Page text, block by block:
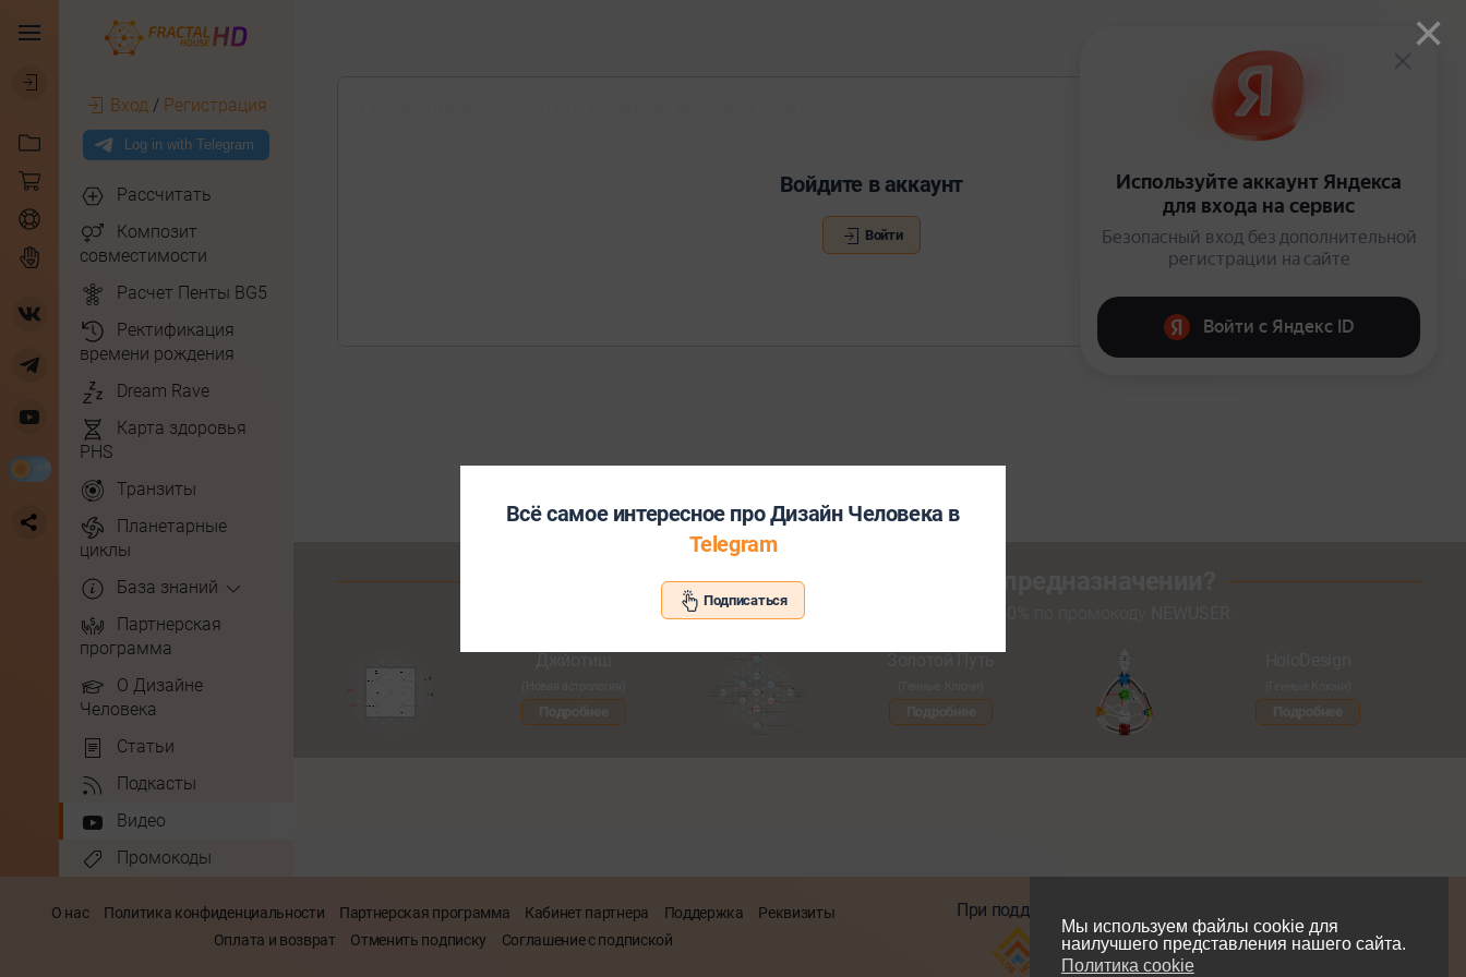
Мы используем файлы cookie для
наилучшего представления нашего сайта.
Политика cookie
Вход / Регистрация
Рассчитать
Композит
совместимости
Расчет Пенты BG5
Ректификация
времени рождения
Dream Rave
Карта здоровья
PHS
Транзиты
Планетарные
циклы
База знаний
Партнерская
программа
О Дизайне
Человека
Статьи
Подкасты
Видео
Промокоды
Войдите в аккаунт
Войти
Хотите узнать больше о себе и своем предназначении?
Познакомьтесь с другими нашими сервисами со скидкой
О нас Политика конфиденциальности Партнерская программа Кабинет партнера Поддержка
Реквизиты
Оплата и возврат
Отменить подписку Соглашение с подпиской
При поддержке
×
Всё самое интересное про Дизайн Человека в
Telegram
Подписаться